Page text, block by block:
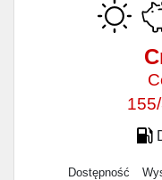
Dostępność